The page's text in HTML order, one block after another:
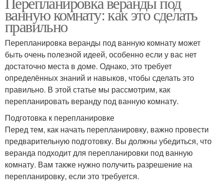
ванную комнату: как это сделать
правильно
Перепланировка веранды под ванную комнату может
быть очень полезной идеей, особенно если у вас нет
достаточно места в доме. Однако, это требует
определённых знаний и навыков, чтобы сделать это
правильно. В этой статье мы рассмотрим, как
перепланировать веранду под ванную комнату.
Подготовка к перепланировке
Перед тем, как начать перепланировку, важно провести
предварительную подготовку. Вы должны убедиться, что
веранда подходит для перепланировки под ванную
комнату. Вам также нужно получить разрешение на
перепланировку, если это требуется.